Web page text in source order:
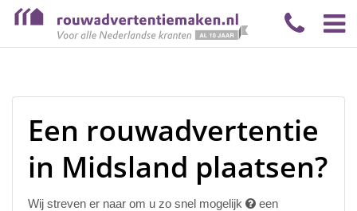
Een rouwadvertentie
in Midsland plaatsen?
Wij streven er naar om u zo snel mogelijk
een